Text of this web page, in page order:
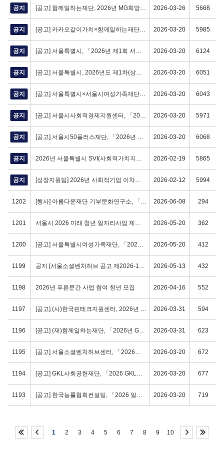
공지 [공고] 함께일하는재단, 2026년 MG희망나눔 사회연대경제조직 육성지원사업 「MG, 사회연대경제조직과 함께자람」 (~4/17(금) 15:59) 2026-03-26 5668
공지 [공고] 카카오같이가치×함께일하는재단, 「2026 상반기 카카오같이가치 사회적경제영역 같이 기부 모금함 개설」 참여단체 모집 2026-03-20 5985
공지 [공고] 서울특별시, 「2026년 제1회 서울특별시 홍보매체 시민개방 단체 공모」 (~4/15 (수)) 2026-03-20 6124
공지 [공고] 서울특별시, 2026년도 제1차(상반기) 서울시 예비사회적기업(지역형) 지정계획 공고 2026-03-20 6051
공지 [공고] 서울특별시×서울시여성가족재단, 「2026년 서울커리업 인턴십」 참여기업 모집 (~3/24 (화) 18:00) 2026-03-20 6043
공지 [공고] 서울시사회적경제지원센터, 「2026년 소셜임팩트 우수기업 발굴 육성 및 사업개발비 지원사업」 참여기업 모집 (~3/31 (화)) 2026-03-20 5971
공지 [공고] 서울시50플러스재단, 「2026년 중장년 경력 인재 지원 사업」 안내 (예산 소진 시까지) 2026-03-20 6068
공지 2026년 서울특별시 SVI(사회적가치지표) 측정 대비 실무교육 참여기업 모집(~3.13.) 2026-02-19 5865
공지 [성장지원팀] 2026년 사회적기업 이차보전 지원사업 공고(2/10~) 2026-02-12 5994
1202 [행사] 아름다운재단 기부문화연구소, 「Doing Good Index 2026：사례로 묻고 데이터로 답하는 비영리 법인 설립의 사례」 2026-06-08 294
1201 서울시 2026 미래 청년 일자리사업 제로웨이스트 & 소셜벤처 분야 참여자 모집(~5/31) 2026-05-20 362
1200 [공고] 서울특별시여성가족재단, 「2026년 서울커리업 인턴십」 참여기업 2차모집 (~6/1 (월) 18:00) 2026-05-20 412
1199 공지 [서울소셜벤처허브 공고 제2026-19호] 서울소셜벤처허브 2026년 허브 멤버스 입주사 모집 공고 2026-05-13 432
1198 2026년 푸른문간 사업 참여 청년 모집 2026-04-16 552
1197 [공고] (사)한국핀테크지원센터, 2026년 금융사회 안전망 구축 사업 「FIN：NECT 이노베이션 스쿨」 참여기업 모집 2026-03-31 594
1196 [공고] (재)함께일하는재단, 「2026년 GKL 로컬 관광기업 육성·지원 사업」 참여기업 모집 (~4/16 (목) 15:00) 2026-03-31 623
1195 [공고] 서울소셜벤처허브센터, 「2026년 서울 소셜벤처 투자유치 액셀러레이팅 지원사업」 참여기업 모집 (~4/30 (수) 17:00) 2026-03-20 672
1194 [공고] GKL사회공헌재단, 「2026 GKL사회공헌재단 사업 수행단체 2차」 공개모집 (~ 3/30 (월) 10:00) 2026-03-20 677
1193 [공고] 한국능률협회컨설팅, 「2026 일터혁신 상생컨설팅 지원사업」 기업모집 안내 (선착순 모집) 2026-03-20 719
1 2 3 4 5 6 7 8 9 10